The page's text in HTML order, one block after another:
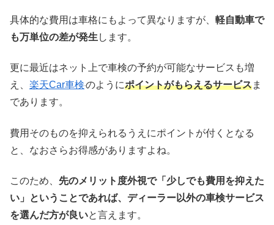
具体的な費用は車格にもよって異なりますが、 軽自動車で
も万単位の差が発生 します。
更に最近はネット上で車検の予約が可能なサービスも増
え、 楽天Car車検のようにポイントがもらえるサービスま
であります。
費用そのものを抑えられるうえにポイントが付くとなる
と、なおさらお得感がありますよね。
このため、 先のメリット度外視で「少しでも費用を抑えた
い」ということであれば、ディーラー以外の車検サービス
を選んだ方が良いと言えます。